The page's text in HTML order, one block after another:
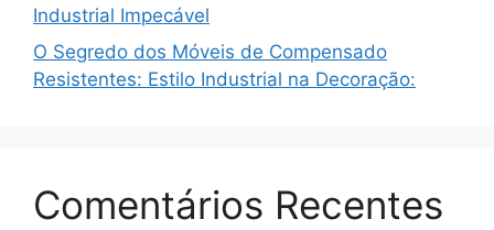
Industrial Impecável
O Segredo dos Móveis de Compensado
Resistentes: Estilo Industrial na Decoração:
Comentários Recentes